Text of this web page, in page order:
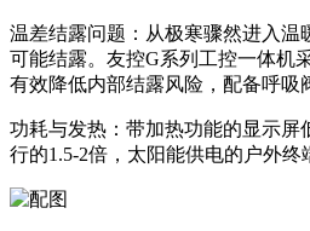
温差结露问题：从极寒骤然进入温
可能结露。友控G系列工控一体机
有效降低内部结露风险，配备呼吸
功耗与发热：带加热功能的显示屏
行的1.5-2倍，太阳能供电的户外终